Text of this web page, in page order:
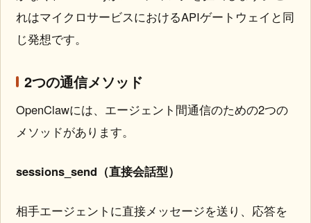
れはマイクロサービスにおけるAPIゲートウェイと同
じ発想です。
2つの通信メソッド
OpenClawには、エージェント間通信のための2つの
メソッドがあります。
sessions_send（直接会話型）
相手エージェントに直接メッセージを送り、応答を